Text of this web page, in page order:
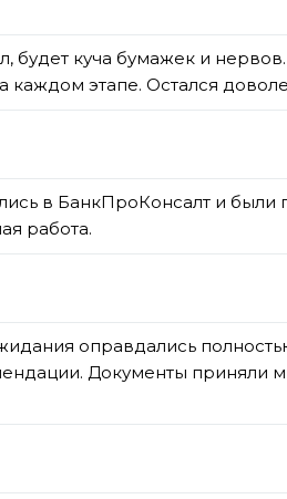
будет куча бумажек и
каждом этапе. Остался
в БанкПроКонсалт и были
работа.
оправдались
Документы приняли